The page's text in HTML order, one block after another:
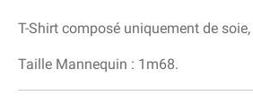
T-Shirt composé uniquement de
Taille Mannequin : 1m68.